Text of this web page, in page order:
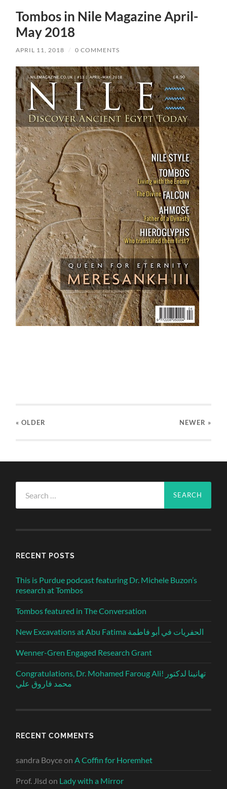
Tombos in Nile Magazine April-
May 2018
APRIL 11, 2018 / 0 COMMENTS
« OLDER NEWER »
for:
RECENT POSTS
This is Purdue podcast featuring Dr. Michele Buzon’s
research at Tombos
Tombos featured in The Conversation
New Excavations at Abu Fatima الحفريات في أبو فاطمة
Wenner-Gren Engaged Research Grant
Congratulations, Dr. Mohamed Faroug Ali! تهانينا لدكتور
محمد فاروق علي
RECENT COMMENTS
sandra BoyceonA Coffin for Horemhet
Prof. Jlsd on Lady with a Mirror